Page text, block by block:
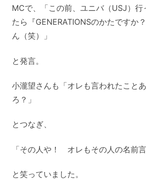
MCで、「この前、ユニバ（USJ）行
たら『GENERATIONSのかたですか
ん（笑）」
と発言。
小瀧望さんも「オレも言われたこと
ろ？」
とつなぎ、
「その人や！ オレもその人の名前言
と笑っていました。